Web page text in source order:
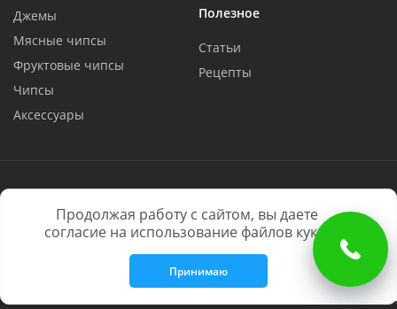
Джемы
Мясные чипсы
Фруктовые чипсы
Чипсы
Аксессуары
Полезное
Статьи
Рецепты
BARLINE © 2016 - 2026. Все права защищены
Политика конфиденциальности
Мы в социальных сетях:
Продолжая работу с сайтом, вы даете
согласие на использование файлов куки.
Принимаю